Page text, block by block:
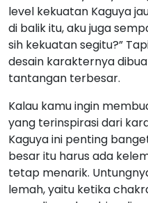
level kekuatan Kaguya
di balik itu, aku juga
sih kekuatan segitu?”
desain karakternya
tantangan terbesar.
Kalau kamu ingin
yang terinspirasi dari
Kaguya ini penting
besar itu harus ada
tetap menarik.
lemah, yaitu ketika